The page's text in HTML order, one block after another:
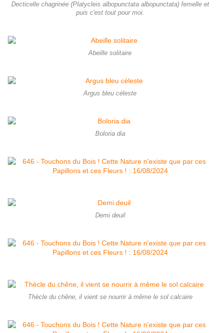
Decticelle chagrinée (Platycleis albopunctata albopunctata) femelle et
puis c'est tout pour moi.
Abeille solitaire
Argus bleu céleste
Boloria dia
Demi deuil
Thècle du chêne, il vient se nourrir à même le sol calcaire